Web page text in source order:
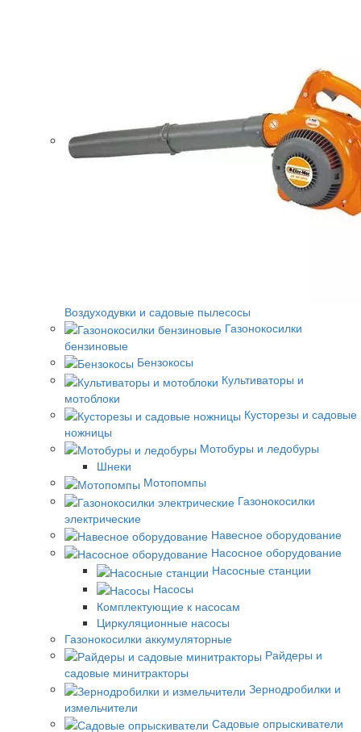
Воздуходувки и садовые пылесосы
Газонокосилки
бензиновые
Бензокосы
Культиваторы и
мотоблоки
Кусторезы и садовые
ножницы
Мотобуры и ледобуры
Шнеки
Мотопомпы
Газонокосилки
электрические
Навесное оборудование
Насосное оборудование
Насосные станции
Насосы
Комплектующие к насосам
Циркуляционные насосы
Газонокосилки аккумуляторные
Райдеры и
садовые минитракторы
Зернодробилки и
измельчители
Садовые опрыскиватели